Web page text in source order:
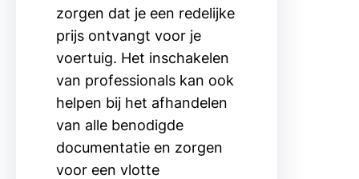
zorgen dat je een redelijke
prijs ontvangt voor je
voertuig. Het inschakelen
van professionals kan ook
helpen bij het afhandelen
van alle benodigde
documentatie en zorgen
voor een vlotte